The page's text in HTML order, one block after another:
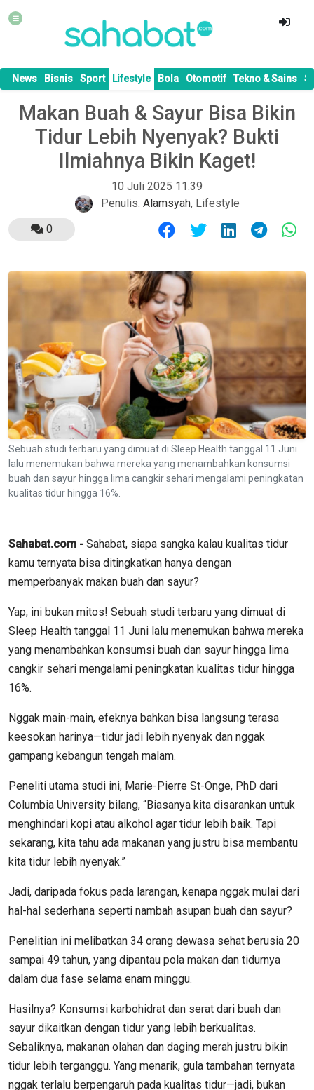
News Bisnis Sport Lifestyle Bola Otomotif Tekno & Sains
Makan Buah & Sayur Bisa Bikin
Tidur Lebih Nyenyak? Bukti
Ilmiahnya Bikin Kaget!
10 Juli 2025 11:39
Penulis: Alamsyah, Lifestyle
0
Sebuah studi terbaru yang dimuat di Sleep Health tanggal 11 Juni
lalu menemukan bahwa mereka yang menambahkan konsumsi
buah dan sayur hingga lima cangkir sehari mengalami peningkatan
kualitas tidur hingga 16%.
Sahabat.com - Sahabat, siapa sangka kalau kualitas tidur
kamu ternyata bisa ditingkatkan hanya dengan
memperbanyak makan buah dan sayur?
Yap, ini bukan mitos! Sebuah studi terbaru yang dimuat di
Sleep Health tanggal 11 Juni lalu menemukan bahwa mereka
yang menambahkan konsumsi buah dan sayur hingga lima
cangkir sehari mengalami peningkatan kualitas tidur hingga
16%.
Nggak main-main, efeknya bahkan bisa langsung terasa
keesokan harinya—tidur jadi lebih nyenyak dan nggak
gampang kebangun tengah malam.
Peneliti utama studi ini, Marie-Pierre St-Onge, PhD dari
Columbia University bilang, “Biasanya kita disarankan untuk
menghindari kopi atau alkohol agar tidur lebih baik. Tapi
sekarang, kita tahu ada makanan yang justru bisa membantu
kita tidur lebih nyenyak.”
Jadi, daripada fokus pada larangan, kenapa nggak mulai dari
hal-hal sederhana seperti nambah asupan buah dan sayur?
Penelitian ini melibatkan 34 orang dewasa sehat berusia 20
sampai 49 tahun, yang dipantau pola makan dan tidurnya
dalam dua fase selama enam minggu.
Hasilnya? Konsumsi karbohidrat dan serat dari buah dan
sayur dikaitkan dengan tidur yang lebih berkualitas.
Sebaliknya, makanan olahan dan daging merah justru bikin
tidur lebih terganggu. Yang menarik, gula tambahan ternyata
nggak terlalu berpengaruh pada kualitas tidur—jadi, bukan